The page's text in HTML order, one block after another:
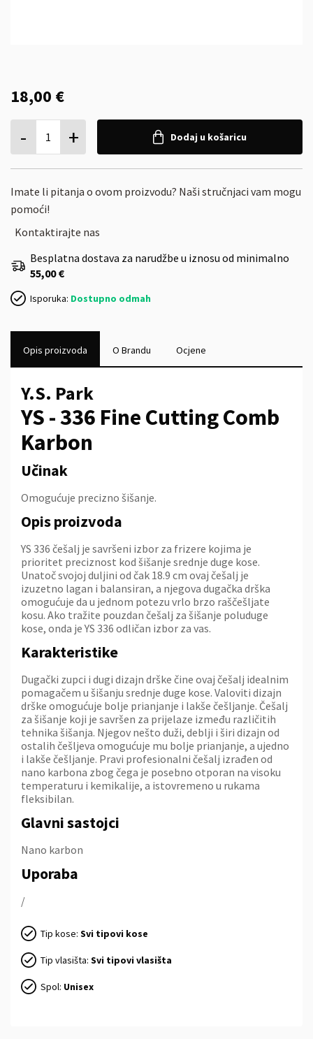
18,00 €
- 1 + Dodaj u košaricu
Imate li pitanja o ovom proizvodu? Naši stručnjaci vam mogu
pomoći!
Kontaktirajte nas
Besplatna dostava za narudžbe u iznosu od minimalno
55,00 €
Isporuka: Dostupno odmah
Opis proizvoda O Brandu Ocjene
Y.S. Park
YS - 336 Fine Cutting Comb
Karbon
Učinak
Omogućuje precizno šišanje.
Opis proizvoda
YS 336 češalj je savršeni izbor za frizere kojima je
prioritet preciznost kod šišanje srednje duge kose.
Unatoč svojoj duljini od čak 18.9 cm ovaj češalj je
izuzetno lagan i balansiran, a njegova dugačka drška
omogućuje da u jednom potezu vrlo brzo raščešljate
kosu. Ako tražite pouzdan češalj za šišanje poluduge
kose, onda je YS 336 odličan izbor za vas.
Karakteristike
Dugački zupci i dugi dizajn drške čine ovaj češalj idealnim
pomagačem u šišanju srednje duge kose. Valoviti dizajn
drške omogućuje bolje prianjanje i lakše češljanje. Češalj
za šišanje koji je savršen za prijelaze između različitih
tehnika šišanja. Njegov nešto duži, deblji i širi dizajn od
ostalih češljeva omogućuje mu bolje prianjanje, a ujedno
i lakše češljanje. Pravi profesionalni češalj izrađen od
nano karbona zbog čega je posebno otporan na visoku
temperaturu i kemikalije, a istovremeno u rukama
fleksibilan.
Glavni sastojci
Nano karbon
Uporaba
/
Tip kose: Svi tipovi kose
Tip vlasišta: Svi tipovi vlasišta
Spol: Unisex